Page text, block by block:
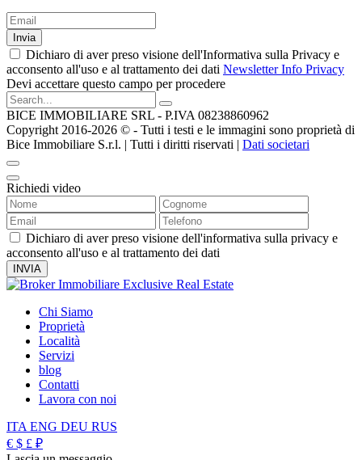
Invia
Dichiaro di aver preso visione dell'Informativa sulla Privacy e
acconsento all'uso e al trattamento dei dati Newsletter Info Privacy
Devi accettare questo campo per procedere
BICE IMMOBILIARE SRL - P.IVA 08238860962
Copyright 2016-2026 ©️ - Tutti i testi e le immagini sono proprietà di
Bice Immobiliare S.r.l. | Tutti i diritti riservati | Dati societari
Richiedi video
Dichiaro di aver preso visione dell'informativa sulla privacy e
acconsento all'uso e al trattamento dei dati
Chi Siamo
Proprietà
Località
Servizi
blog
Contatti
Lavora con noi
ITA ENG DEU RUS
€ $ £ ₽